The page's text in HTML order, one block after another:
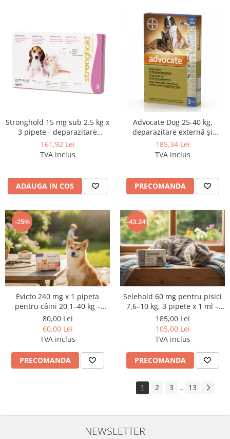
Stronghold 15 mg sub 2.5 kg x
3 pipete - deparazitare
externa si interna pentru
caini si pisici
161,92 Lei
TVA inclus
ADAUGA IN COS
Advocate Dog 25-40 kg,
deparazitare externă și
internă, 1 pipeta
185,34 Lei
TVA inclus
PRECOMANDA
-25%
Evicto 240 mg x 1 pipeta
pentru câini 20,1–40 kg –
preventie antiparazitara
interna și externa cu
selamectină
80,00 Lei
60,00 Lei
TVA inclus
PRECOMANDA
-43.24%
Selehold 60 mg pentru pisici
7,6–10 kg, 3 pipete x 1 ml –
soluție antiparazitară spot-on
185,00 Lei
105,00 Lei
TVA inclus
PRECOMANDA
1 2 3 ... 13
NEWSLETTER